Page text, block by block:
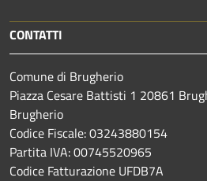
CONTATTI
Comune di Brugherio
Piazza Cesare Battisti 1 20861
Brugherio
Codice Fiscale: 03243880154
Partita IVA: 00745520965
Codice Fatturazione UFDB7A